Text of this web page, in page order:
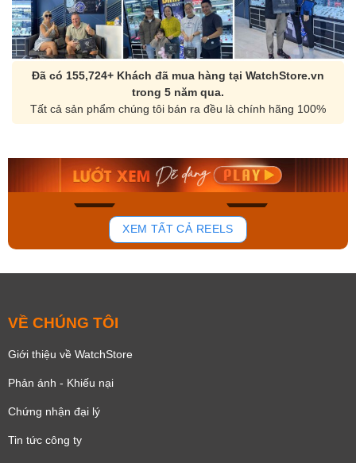
Đã có 155,724+ Khách đã mua hàng tại WatchStore.vn
trong 5 năm qua.
Tất cả sản phẩm chúng tôi bán ra đều là chính hãng 100%
142
Orient Nam RA-
Mua ngay
Casio Nam MTS-
Mua ngay
XEM TẤT CẢ REELS
VỀ CHÚNG TÔI
Giới thiệu về WatchStore
Phản ánh - Khiếu nại
Chứng nhận đại lý
Tin tức công ty